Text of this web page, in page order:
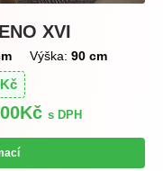
XVI
Výška: 90 cm
Kč
Kč s DPH